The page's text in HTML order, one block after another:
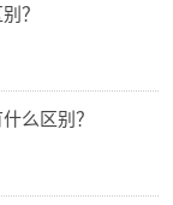
？
么区别？